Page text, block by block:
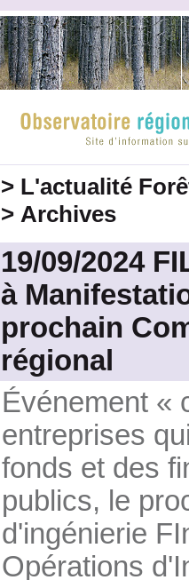
> L'actualité
> Archives
19/09/2024
à
prochain
régional
Événement «
entreprises
fonds et des
publics, le
d'ingénierie
Opérations